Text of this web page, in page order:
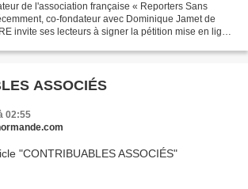
de l'association française « Reporters Sans
co-fondateur avec Dominique Jamet de
invite ses lecteurs à signer la pétition mise en ligne
ASSOCIÉS
02:55